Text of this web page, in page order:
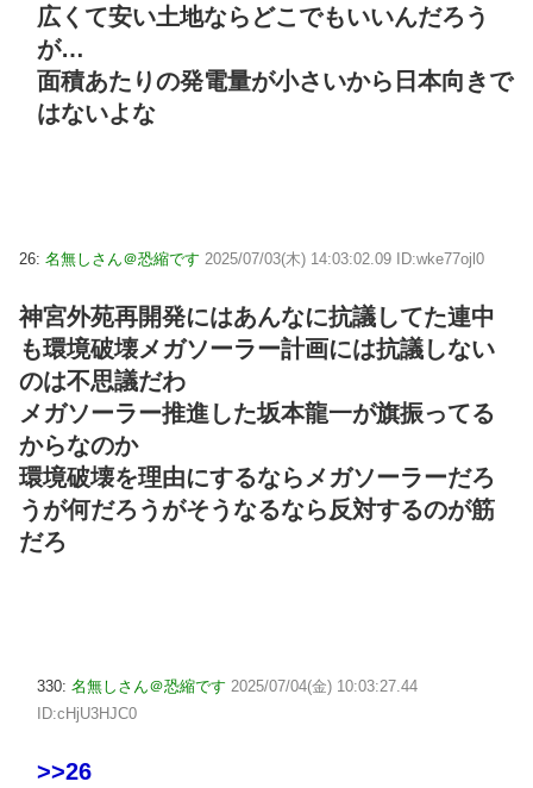
広くて安い土地ならどこでもいいんだろう
が…
面積あたりの発電量が小さいから日本向きで
はないよな
26: 名無しさん＠恐縮です 2025/07/03(木) 14:03:02.09 ID:wke77ojl0
神宮外苑再開発にはあんなに抗議してた連中
も環境破壊メガソーラー計画には抗議しない
のは不思議だわ
メガソーラー推進した坂本龍一が旗振ってる
からなのか
環境破壊を理由にするならメガソーラーだろ
うが何だろうがそうなるなら反対するのが筋
だろ
330: 名無しさん＠恐縮です 2025/07/04(金) 10:03:27.44
ID:cHjU3HJC0
>>26